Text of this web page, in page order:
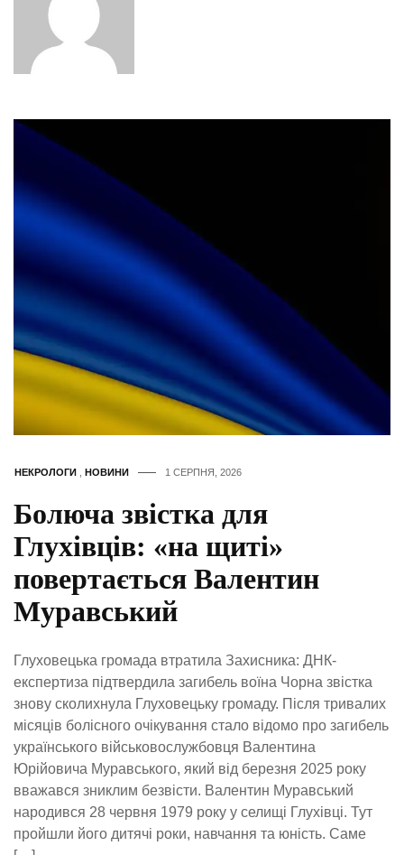
НЕКРОЛОГИ НОВИНИ 1 СЕРПНЯ, 2026
Болюча звістка для
Глухівців: «на щиті»
повертається Валентин
Муравський
Глуховецька громада втратила Захисника: ДНК-
експертиза підтвердила загибель воїна Чорна звістка
знову сколихнула Глуховецьку громаду. Після тривалих
місяців болісного очікування стало відомо про загибель
українського військовослужбовця Валентина
Юрійовича Муравського, який від березня 2025 року
вважався зниклим безвісти. Валентин Муравський
народився 28 червня 1979 року у селищі Глухівці. Тут
пройшли його дитячі роки, навчання та юність. Саме